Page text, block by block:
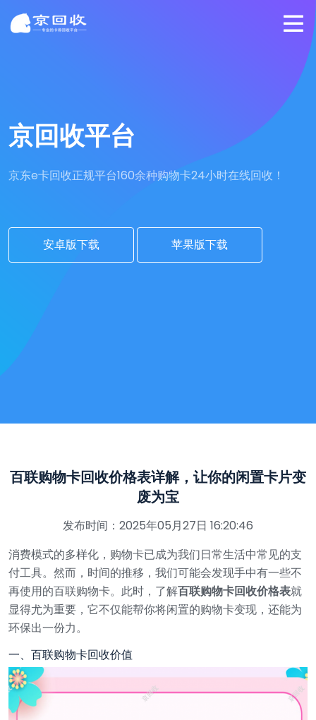
京回收平台
京东e卡回收正规平台160余种购物卡24小时在线回收！
安卓版下载 苹果版下载
百联购物卡回收价格表详解，让你的闲置卡片变
废为宝
发布时间：2025年05月27日 16:20:46
消费模式的多样化，购物卡已成为我们日常生活中常见的支
付工具。然而，时间的推移，我们可能会发现手中有一些不
再使用的百联购物卡。此时，了解百联购物卡回收价格表就
显得尤为重要，它不仅能帮你将闲置的购物卡变现，还能为
环保出一份力。
一、百联购物卡回收价值